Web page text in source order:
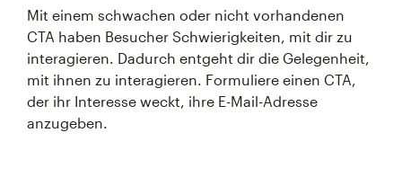
Mit einem schwachen oder nicht vorhandenen
CTA haben Besucher Schwierigkeiten, mit dir zu
interagieren. Dadurch entgeht dir die Gelegenheit,
mit ihnen zu interagieren. Formuliere einen CTA,
der ihr Interesse weckt, ihre E-Mail-Adresse
anzugeben.